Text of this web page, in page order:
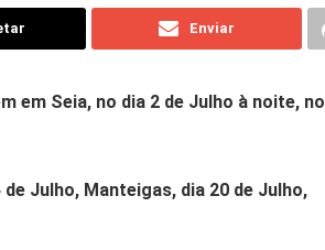
Enviar
em Seia, no dia 2 de Julho à noite, no
Julho, Manteigas, dia 20 de Julho,